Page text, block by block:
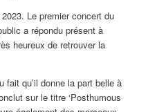
Le premier concert du
a répondu présent à
heureux de retrouver la
qu’il donne la part belle à
sur le titre ‘Posthumous